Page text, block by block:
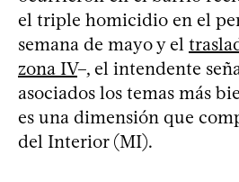
el triple homicidio en el
semana de mayo y el
zona IV–, el intendente
asociados los temas más
es una dimensión que
del Interior (MI).